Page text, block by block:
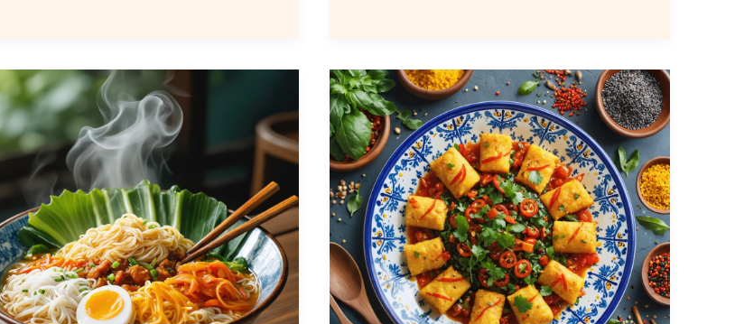
:
5
astuces
minceur
pour
transformer
vos
desserts
sans